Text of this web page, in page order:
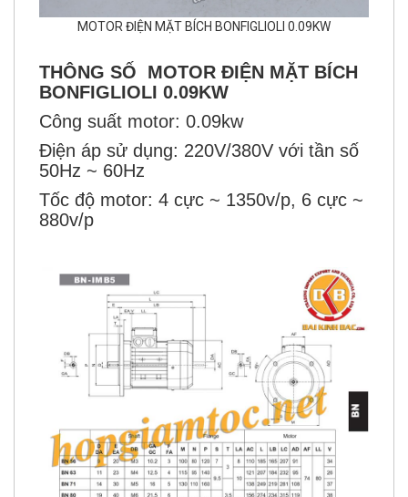
MOTOR ĐIỆN MẶT BÍCH BONFIGLIOLI 0.09KW
THÔNG SỐ MOTOR ĐIỆN MẶT BÍCH
BONFIGLIOLI 0.09KW
Công suất motor: 0.09kw
Điện áp sử dụng: 220V/380V với tần số
50Hz ~ 60Hz
Tốc độ motor: 4 cực ~ 1350v/p, 6 cực ~
880v/p